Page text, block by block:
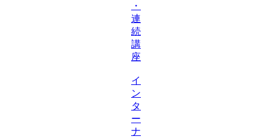
・
連
続
講
座
イ
ン
タ
ー
ナ